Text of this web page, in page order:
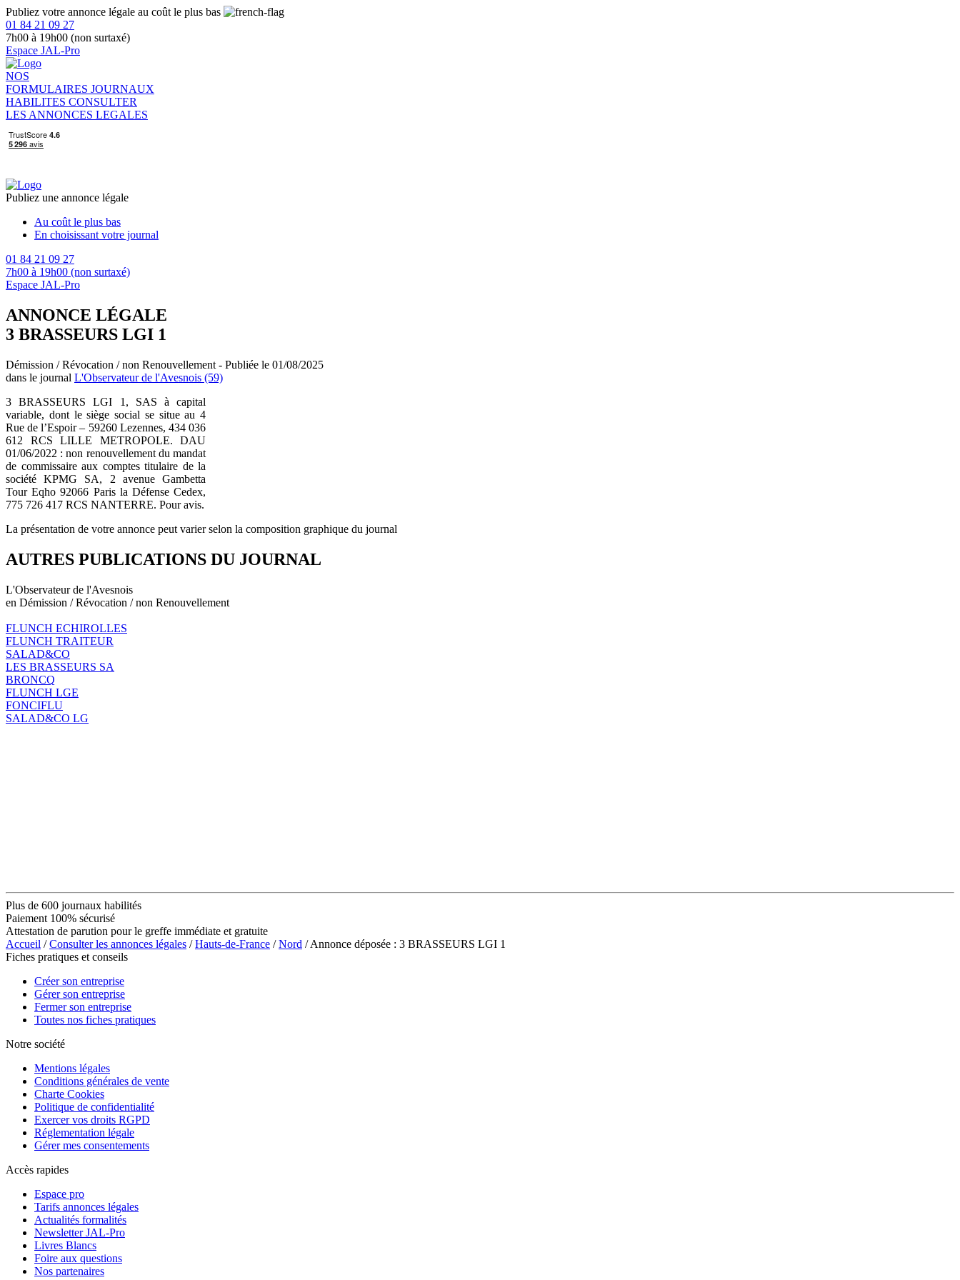
Publiez votre annonce légale au coût le plus bas
01 84 21 09 27
7h00 à 19h00 (non surtaxé)
Espace JAL-Pro
NOS
FORMULAIRES JOURNAUX
HABILITES CONSULTER
LES ANNONCES LEGALES
Publiez une annonce légale
Au coût le plus bas
En choisissant votre journal
01 84 21 09 27
7h00 à 19h00 (non surtaxé)
Espace JAL-Pro
ANNONCE LÉGALE
3 BRASSEURS LGI 1
Démission / Révocation / non Renouvellement - Publiée le 01/08/2025
dans le journal L'Observateur de l'Avesnois (59)
3 BRASSEURS LGI 1, SAS à capital
variable, dont le siège social se situe au 4
Rue de l’Espoir – 59260 Lezennes, 434 036
612 RCS LILLE METROPOLE. DAU
01/06/2022 : non renouvellement du mandat
de commissaire aux comptes titulaire de la
société KPMG SA, 2 avenue Gambetta
Tour Eqho 92066 Paris la Défense Cedex,
775 726 417 RCS NANTERRE. Pour avis.
La présentation de votre annonce peut varier selon la composition graphique du journal
AUTRES PUBLICATIONS DU JOURNAL
L'Observateur de l'Avesnois
en Démission / Révocation / non Renouvellement
FLUNCH ECHIROLLES
FLUNCH TRAITEUR
SALAD&CO
LES BRASSEURS SA
BRONCQ
FLUNCH LGE
FONCIFLU
SALAD&CO LG
Plus de 600 journaux habilités
Paiement 100% sécurisé
Attestation de parution pour le greffe immédiate et gratuite
Accueil /Consulter les annonces légales /Hauts-de-France /Nord / Annonce déposée : 3 BRASSEURS LGI 1
Fiches pratiques et conseils
Créer son entreprise
Gérer son entreprise
Fermer son entreprise
Toutes nos fiches pratiques
Notre société
Mentions légales
Conditions générales de vente
Charte Cookies
Politique de confidentialité
Exercer vos droits RGPD
Réglementation légale
Gérer mes consentements
Accès rapides
Espace pro
Tarifs annonces légales
Actualités formalités
Newsletter JAL-Pro
Livres Blancs
Foire aux questions
Nos partenaires